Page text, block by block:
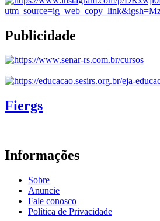
Publicidade
Fiergs
Informações
Sobre
Anuncie
Fale conosco
Política de Privacidade